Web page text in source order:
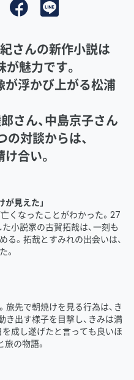
さんの新作小説は
が魅力です。
が浮かび上がる松浦
さん、中島京子さん
の対談からは、
合い。
が見えた」
くなったことがわかった。27
小説家の古賀拓哉は、一刻も
。拓哉とすみれの出会いは、
。
旅先で朝焼けを見る行為は、き
き出す様子を目撃し、きみは満
を成し遂げたと言っても良いほ
の物語。